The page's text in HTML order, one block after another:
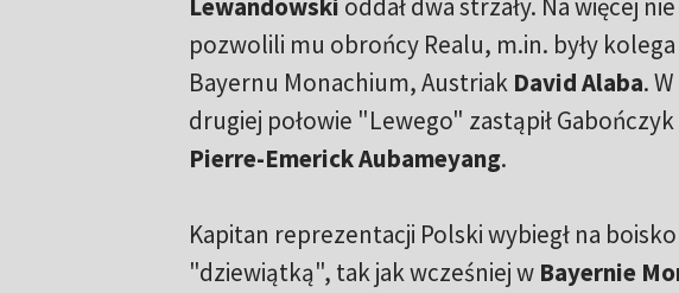
Lewandowski oddał dwa strzały. Na więcej nie
pozwolili mu obrońcy Realu, m.in. były kolega
Bayernu Monachium, Austriak David Alaba. W
drugiej połowie "Lewego" zastąpił Gabończyk
Pierre-Emerick Aubameyang.
Kapitan reprezentacji Polski wybiegł na
"dziewiątką", tak jak wcześniej w Bayernie